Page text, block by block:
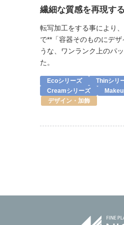
繊細な質感を再現す
転写加工をする事により
で**「容器そのものにデ
うな、ワンランク上のパ
た。
Ecoシリーズ
Thinシリ
Creamシリーズ
デザイン・加飾